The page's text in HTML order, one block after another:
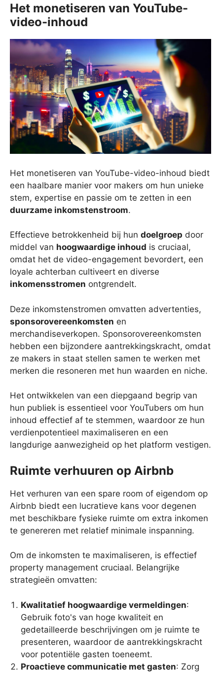
Het monetiseren van YouTube-
video-inhoud
Het monetiseren van YouTube-video-inhoud biedt
een haalbare manier voor makers om hun unieke
stem, expertise en passie om te zetten in een
duurzame inkomstenstroom.
Effectieve betrokkenheid bij hun doelgroep door
middel van hoogwaardige inhoud is cruciaal,
omdat het de video-engagement bevordert, een
loyale achterban cultiveert en diverse
inkomensstromen ontgrendelt.
Deze inkomstenstromen omvatten advertenties,
sponsorovereenkomsten en
merchandiseverkopen. Sponsorovereenkomsten
hebben een bijzondere aantrekkingskracht, omdat
ze makers in staat stellen samen te werken met
merken die resoneren met hun waarden en niche.
Het ontwikkelen van een diepgaand begrip van
hun publiek is essentieel voor YouTubers om hun
inhoud effectief af te stemmen, waardoor ze hun
verdienpotentieel maximaliseren en een
langdurige aanwezigheid op het platform vestigen.
Ruimte verhuuren op Airbnb
Het verhuren van een spare room of eigendom op
Airbnb biedt een lucratieve kans voor degenen
met beschikbare fysieke ruimte om extra inkomen
te genereren met relatief minimale inspanning.
Om de inkomsten te maximaliseren, is effectief
property management cruciaal. Belangrijke
strategieën omvatten:
Kwalitatief hoogwaardige vermeldingen:
Gebruik foto's van hoge kwaliteit en
gedetailleerde beschrijvingen om je ruimte te
presenteren, waardoor de aantrekkingskracht
voor potentiële gasten toeneemt.
Proactieve communicatie met gasten: Zorg